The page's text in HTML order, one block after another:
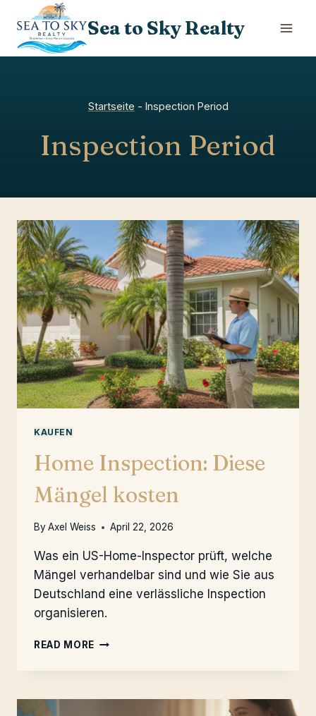
content
Sea to Sky Realty
Startseite - Inspection Period
Inspection Period
KAUFEN
Home Inspection: Diese
Mängel kosten
ByAxel Weiss April 22, 2026
Was ein US-Home-Inspector prüft, welche
Mängel verhandelbar sind und wie Sie aus
Deutschland eine verlässliche Inspection
organisieren.
READ MORE HOME
KOSTEN